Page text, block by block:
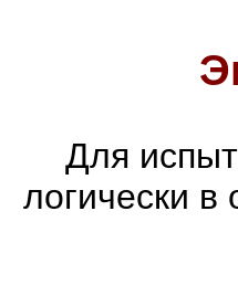
Для
логически